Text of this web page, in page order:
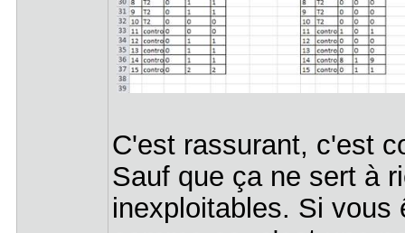
C'est rassurant, c'est
Sauf que ça ne sert à
inexploitables. Si vous